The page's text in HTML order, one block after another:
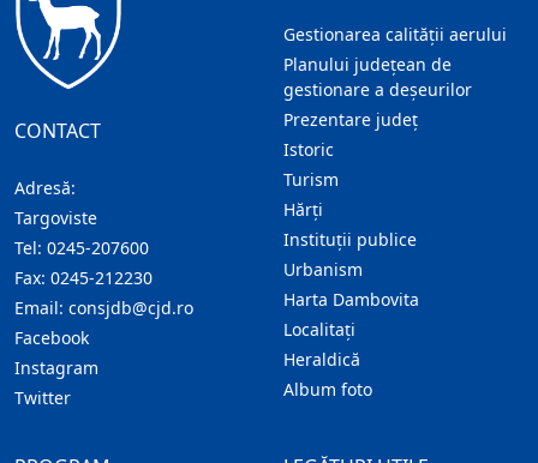
CONTACT
Adresă:
Targoviste
Tel: 0245-207600
Fax: 0245-212230
Email: consjdb@cjd.ro
Facebook
Instagram
Twitter
Gestionarea calității aerului
Planului județean de
gestionare a deșeurilor
Prezentare judeţ
Istoric
Turism
Hărţi
Instituţii publice
Urbanism
Harta Dambovita
Localitaţi
Heraldică
Album foto